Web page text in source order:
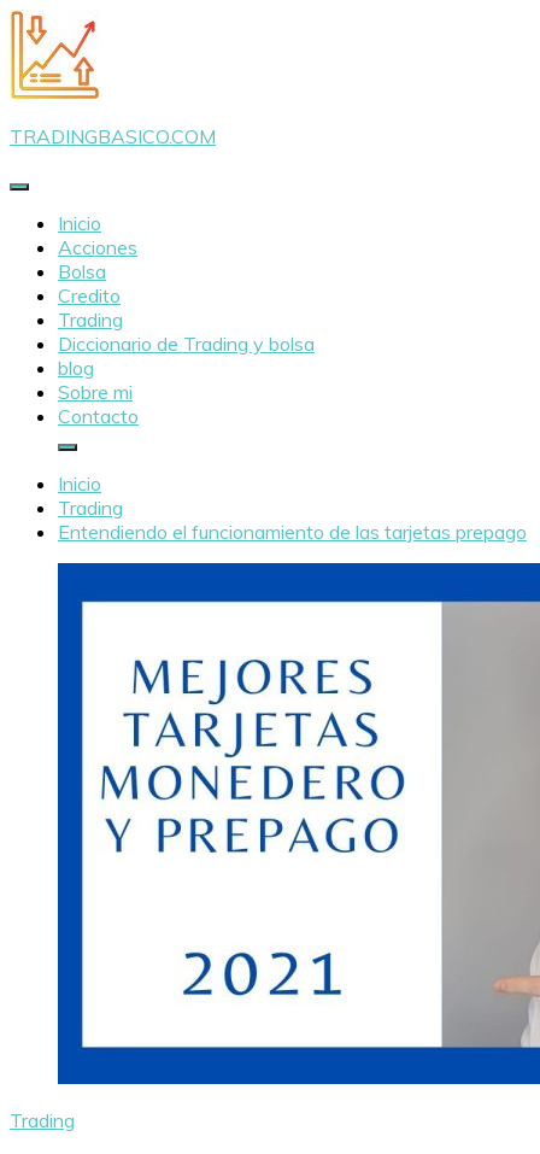
Saltar
al
contenido
TRADINGBASICO.COM
Inicio
Acciones
Bolsa
Credito
Trading
Diccionario de Trading y bolsa
blog
Sobre mi
Contacto
Inicio
Trading
Entendiendo el funcionamiento de las tarjetas prepago
Trading